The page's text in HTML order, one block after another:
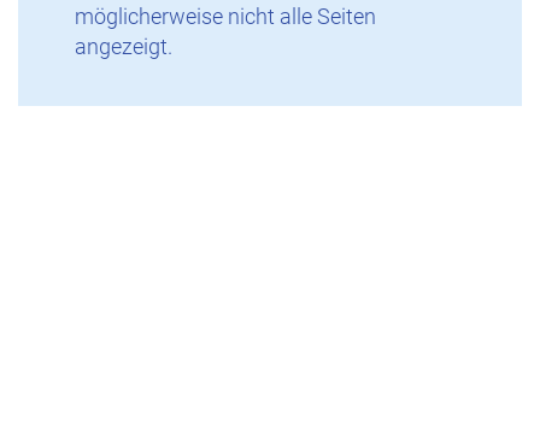
möglicherweise nicht alle Seiten
angezeigt.